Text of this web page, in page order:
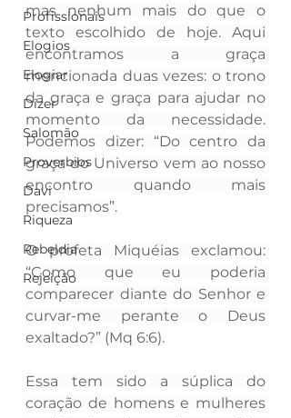
Profissionais
Elogios
Elogiar
Dizer
Salomão
Proverbios
Davi
Riqueza
Rebeldia
Rejeição
mas nenhum mais do que o
texto escolhido de hoje. Aqui
encontramos a graça
mencionada duas vezes: o trono
da graça e graça para ajudar no
momento da necessidade.
Podemos dizer: “Do centro da
graça do Universo vem ao nosso
encontro quando mais
precisamos”.
O profeta Miquéias exclamou:
“Como que eu poderia
comparecer diante do Senhor e
curvar-me perante o Deus
exaltado?” (Mq 6:6).
Essa tem sido a súplica do
coração de homens e mulheres